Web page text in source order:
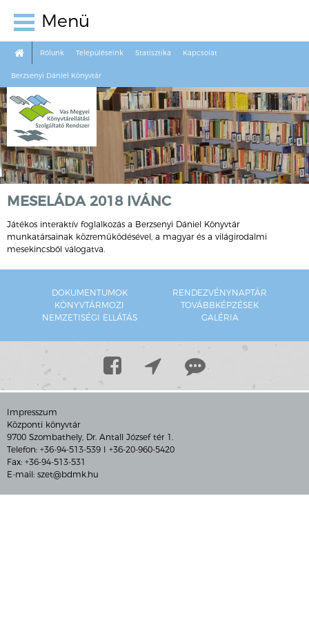
Menü
Rólunk Településeink Statisztika Kapcsolat
Berzsenyi Dániel Könyvtár
MESELÁDA 2018 IVÁNC
Játékos interaktív foglalkozás a Berzsenyi Dániel Könyvtár
munkatársainak közreműködésével, a magyar és a világirodalmi
mesekincsből válogatva.
DOKUMENTUMOK
RENDEZVÉNYNAPTÁR
KÖNYVTÁRMOZI
TOVÁBBKÉPZÉSEK
NEMZETISÉGI ELLÁTÁS
GALÉRIA
Impresszum
Központi könyvtár
9700 Szombathely, Dr. Antall József tér 1.
Telefon: +36-94-513-539 I +36-20-960-5420
Fax: +36-94-513-531
E-mail: szet@bdmk.hu